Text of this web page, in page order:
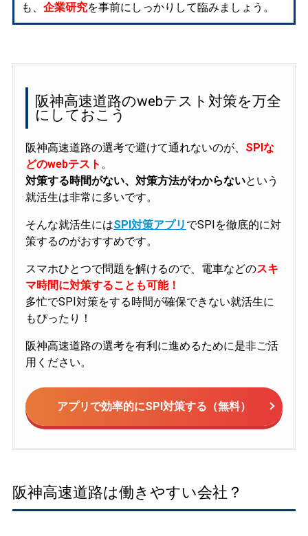
も、 企業研究を事前にしっかりして臨みましょう。
阪神高速道路のwebテスト対策を万全
にしておこう
阪神高速道路の選考で避けて通れないのが、 SPIな
どのwebテスト 。
対策する時間がない、対策方法がわからないという
就活生は非常に多いです。
そんな就活生にはSPI対策アプリ でSPIを徹底的に対
策するのがおすすめです。
スマホひとつで問題を解けるので、電車などのスキ
マ時間に対策することも可能！
多忙でSPI対策をする時間が確保できない就活生に
もぴったり！
阪神高速道路の選考を有利に進めるために是非ご活
用ください。
アプリで効率的にSPI対策する（無料）
阪神高速道路は働きやすい会社？